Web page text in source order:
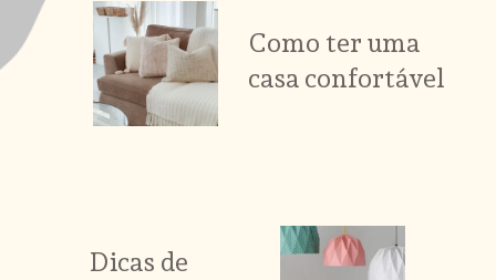
Como ter uma
casa confortável
Dicas de